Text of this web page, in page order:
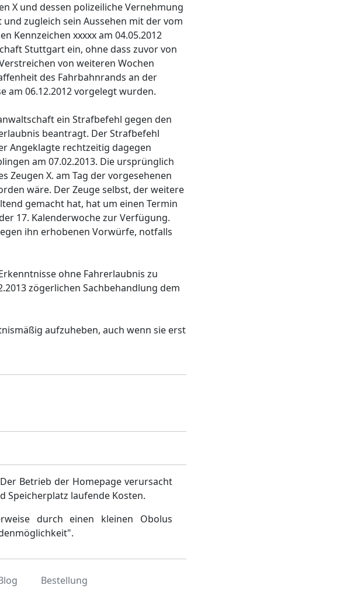
X und dessen polizeiliche Vernehmung
zugleich sein Aussehen mit der vom
Kennzeichen xxxxx am 04.05.2012
Stuttgart ein, ohne dass zuvor von
von weiteren Wochen
des Fahrbahnrands an der
am 06.12.2012 vorgelegt wurden.
ein Strafbefehl gegen den
beantragt. Der Strafbefehl
Angeklagte rechtzeitig dagegen
am 07.02.2013. Die ursprünglich
Zeugen X. am Tag der vorgesehenen
wäre. Der Zeuge selbst, der weitere
gemacht hat, hat um einen Termin
17. Kalenderwoche zur Verfügung.
ihn erhobenen Vorwürfe, notfalls
ohne Fahrerlaubnis zu
zögerlichen Sachbehandlung dem
aufzuheben, auch wenn sie erst
Betrieb der Homepage verursacht
Speicherplatz laufende Kosten.
durch einen kleinen Obolus
Bestellung